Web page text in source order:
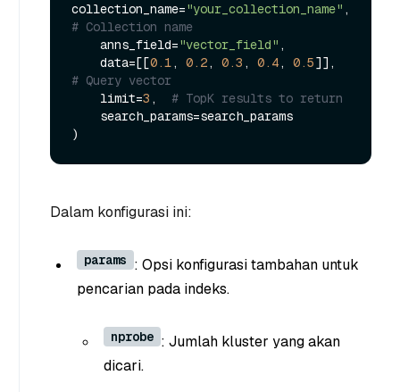
collection_name="your_collection_name"
# Collection name
    anns_field=
"vector_field" ,
    data=[[
0.1, 0.2, 0.3 , 0.4, 0.5
# Query vector
    limit=
3 , # TopK results to return
Dalam konfigurasi ini:
params : Opsi konfigurasi tambahan untuk
pencarian pada indeks.
nprobe : Jumlah kluster yang akan
dicari.